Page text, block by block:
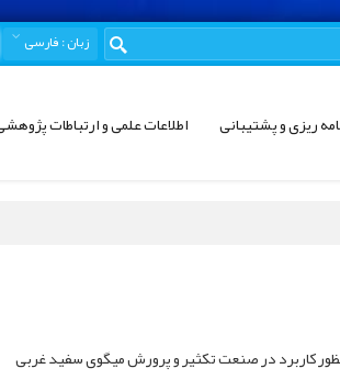
زبان: فارسی
ریزی و پشتیبانی اطلاعات علمی و ارتباطات
کاربرد در صنعت تکثیر و پرورش میگوی سفید غربی